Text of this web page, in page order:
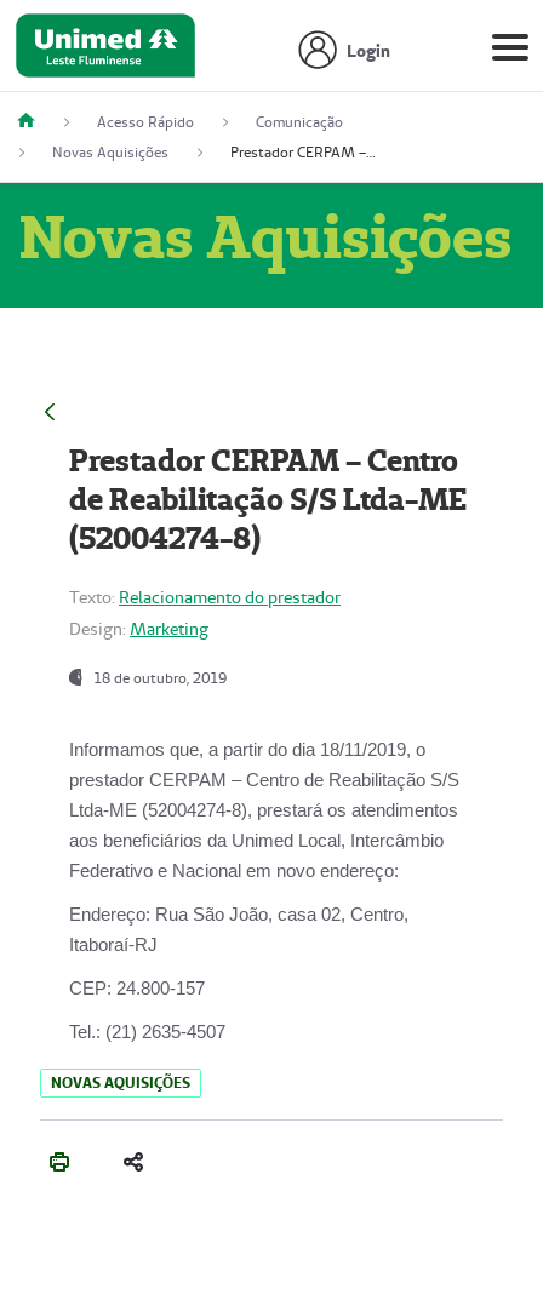
Login
Acesso Rápido
Comunicação
Novas Aquisições
Prestador CERPAM – Centro de Reabilitação S/S Ltda-ME (52004274-8)
Novas Aquisições
Prestador CERPAM – Centro
de Reabilitação S/S Ltda-ME
(52004274-8)
Texto: Relacionamento do prestador
Design: Marketing
18 de outubro, 2019
Informamos que, a partir do dia 18/11/2019, o
prestador CERPAM – Centro de Reabilitação S/S
Ltda-ME (52004274-8), prestará os atendimentos
aos beneficiários da Unimed Local, Intercâmbio
Federativo e Nacional em novo endereço:
Endereço: Rua São João, casa 02, Centro,
Itaboraí-RJ
CEP: 24.800-157
Tel.: (21) 2635-4507
NOVAS AQUISIÇÕES